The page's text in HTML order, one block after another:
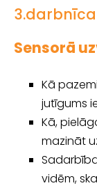
3.darbnīca
Sensorā
Kā
jutīgums
Kā,
mazināt
vidēm,